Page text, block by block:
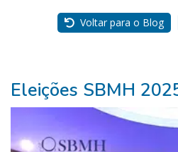
ParceirosVoltar para o Blog
Eleições SBMH